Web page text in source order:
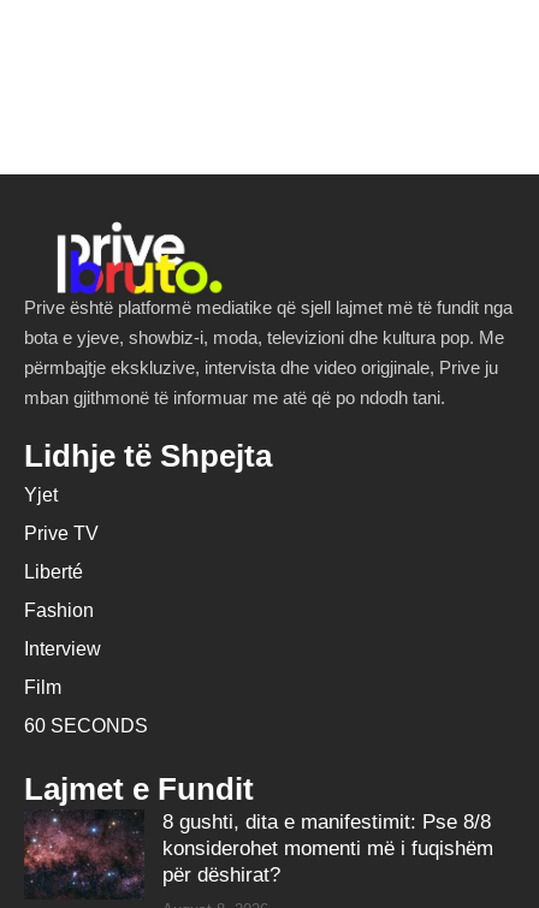
Prive është platformë mediatike që sjell lajmet më të fundit nga
bota e yjeve, showbiz-i, moda, televizioni dhe kultura pop. Me
përmbajtje ekskluzive, intervista dhe video origjinale, Prive ju
mban gjithmonë të informuar me atë që po ndodh tani.
Lidhje të Shpejta
Yjet
Prive TV
Liberté
Fashion
Interview
Film
60 SECONDS
Lajmet e Fundit
8 gushti, dita e manifestimit: Pse 8/8
konsiderohet momenti më i fuqishëm
për dëshirat?